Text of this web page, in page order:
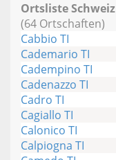
Ortsliste
(64 Ortschaften)
Cabbio TI
Cademario TI
Cadempino TI
Cadenazzo TI
Cadro TI
Cagiallo TI
Calonico TI
Calpiogna TI